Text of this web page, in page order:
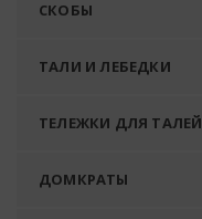
СКОБЫ
ТАЛИ И ЛЕБЕДКИ
ТЕЛЕЖКИ ДЛЯ ТАЛЕЙ
ДОМКРАТЫ